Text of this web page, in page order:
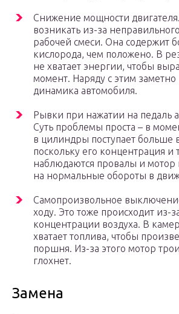
Снижение мощности
возникать из-за
рабочей смеси. Она содержит
кислорода, чем положено. В
не хватает энергии, чтобы
момент. Наряду с этим заметно
динамика автомобиля.
Рывки при нажатии на педаль
Суть проблемы проста – в
в цилиндры поступает больше
поскольку его концентрация
наблюдаются провалы и
на нормальные обороты в
Самопроизвольное
ходу. Это тоже происходит из-
концентрации воздуха. В
хватает топлива, чтобы
поршня. Из-за этого мотор
глохнет.
Замена